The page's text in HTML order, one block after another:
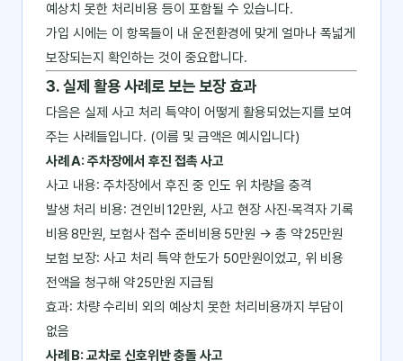
예상치 못한 처리비용 등이 포함될 수 있습니다.
가입 시에는 이 항목들이 내 운전환경에 맞게 얼마나 폭넓게
보장되는지 확인하는 것이 중요합니다.
3. 실제 활용 사례로 보는 보장 효과
다음은 실제 사고 처리 특약이 어떻게 활용되었는지를 보여
주는 사례들입니다. (이름 및 금액은 예시입니다)
사례 A: 주차장에서 후진 접촉 사고
사고 내용: 주차장에서 후진 중 인도 위 차량을 충격
발생 처리 비용: 견인비 12만원, 사고 현장 사진·목격자 기록
비용 8만원, 보험사 접수 준비비용 5만원 → 총 약 25만원
보험 보장: 사고 처리 특약 한도가 50만원이었고, 위 비용
전액을 청구해 약 25만원 지급됨
효과: 차량 수리비 외의 예상치 못한 처리비용까지 부담이
없음
사례 B: 교차로 신호위반 충돌 사고